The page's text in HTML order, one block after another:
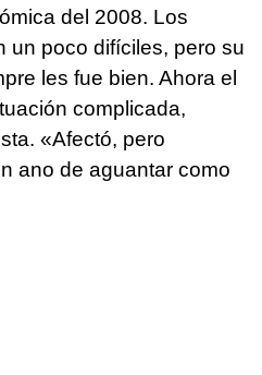
del 2008. Los
un poco difíciles, pero su
les fue bien. Ahora el
complicada,
«Afectó, pero
ano de aguantar como